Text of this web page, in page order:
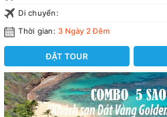
Di chuyển:
Thời gian: 3 Ngày 2 Đêm
ĐẶT TOUR